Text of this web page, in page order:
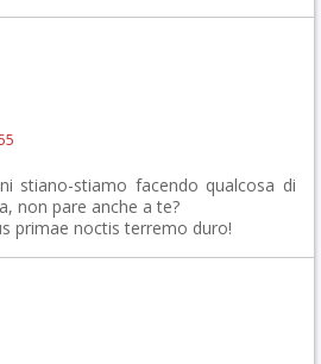
stiano-stiamo facendo qualcosa di
non pare anche a te?
primae noctis terremo duro!